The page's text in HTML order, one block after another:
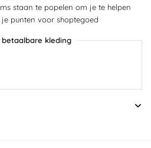
staan te popelen om je te helpen
punten voor shoptegoed
betaalbare kleding